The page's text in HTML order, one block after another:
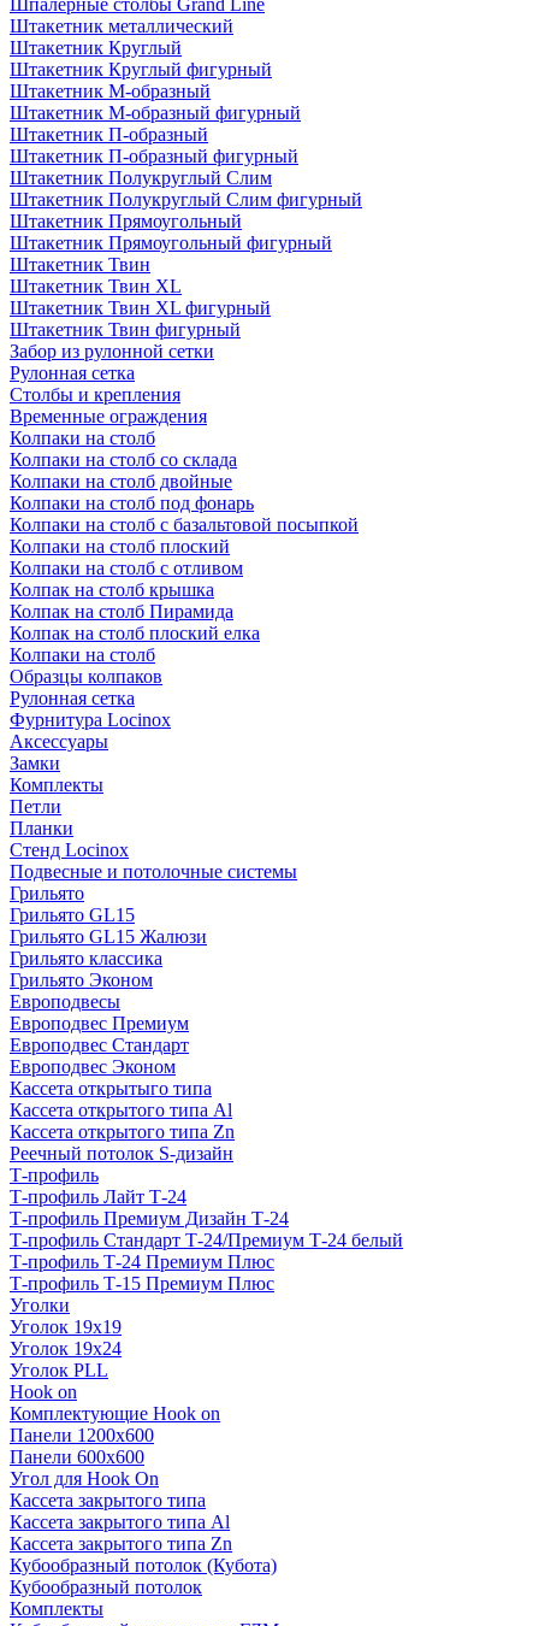
Шпалерные столбы Grand Line
Штакетник металлический
Штакетник Круглый
Штакетник Круглый фигурный
Штакетник М-образный
Штакетник М-образный фигурный
Штакетник П-образный
Штакетник П-образный фигурный
Штакетник Полукруглый Слим
Штакетник Полукруглый Слим фигурный
Штакетник Прямоугольный
Штакетник Прямоугольный фигурный
Штакетник Твин
Штакетник Твин XL
Штакетник Твин XL фигурный
Штакетник Твин фигурный
Забор из рулонной сетки
Рулонная сетка
Столбы и крепления
Временные ограждения
Колпаки на столб
Колпаки на столб со склада
Колпаки на столб двoйные
Колпаки на столб под фонарь
Колпаки на столб с базальтовой посыпкой
Колпаки на столб плоский
Колпаки на столб с отливом
Колпак на столб крышка
Колпак на столб Пирамида
Колпак на столб плоский елка
Колпаки на столб
Образцы колпаков
Рулонная сетка
Фурнитура Locinox
Аксессуары
Замки
Комплекты
Петли
Планки
Стенд Locinox
Подвесные и потолочные системы
Грильято
Грильято GL15
Грильято GL15 Жалюзи
Грильято классика
Грильято Эконом
Европодвесы
Европодвес Премиум
Европодвес Стандарт
Европодвес Эконом
Кассета открытыго типа
Кассета открытого типа Al
Кассета открытого типа Zn
Реечный потолок S-дизайн
Т-профиль
Т-профиль Лайт Т-24
Т-профиль Премиум Дизайн Т-24
Т-профиль Стандарт Т-24/Премиум Т-24 белый
Т-профиль Т-24 Премиум Плюс
Т-профиль Т-15 Премиум Плюс
Уголки
Уголок 19х19
Уголок 19х24
Уголок PLL
Hook on
Комплектующие Hook on
Панели 1200х600
Панели 600х600
Угол для Hook On
Кассета закрытого типа
Кассета закрытого типа Al
Кассета закрытого типа Zn
Кубообразный потолок (Кубота)
Кубообразный потолок
Комплекты